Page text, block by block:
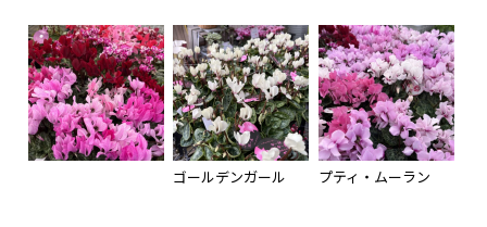
ゴールデンガール プティ・ムーラン